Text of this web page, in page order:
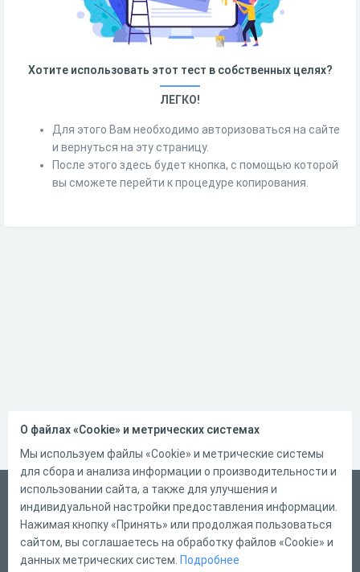
Хотите использовать этот тест в собственных целях?
ЛЕГКО!
Для этого Вам необходимо авторизоваться на сайте
и вернуться на эту страницу.
После этого здесь будет кнопка, с помощью которой
вы сможете перейти к процедуре копирования.
Русский
Справка
Форма обратной связи
О файлах «Cookie» и метрических системах
Мы используем файлы «Cookie» и метрические системы
для сбора и анализа информации о производительности и
использовании сайта, а также для улучшения и
индивидуальной настройки предоставления информации.
Нажимая кнопку «Принять» или продолжая пользоваться
сайтом, вы соглашаетесь на обработку файлов «Cookie» и
данных метрических систем. Подробнее